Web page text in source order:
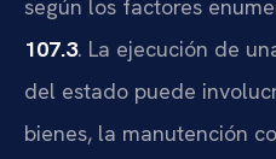
según los factores
107.3. La ejecución de
del estado puede
bienes, la manutención